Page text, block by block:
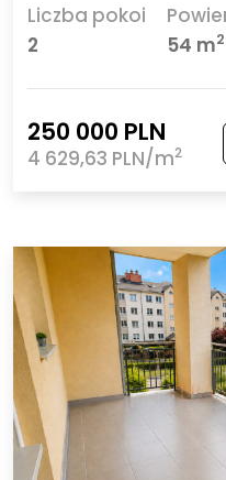
Liczba pokoi
2
54 m2
250 000 PLN
4 629,63 PLN/m2